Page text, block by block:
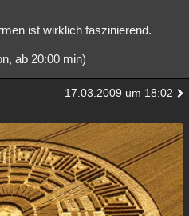
ist wirklich faszinierend.
ab 20:00 min)
17.03.2009 um 18:02